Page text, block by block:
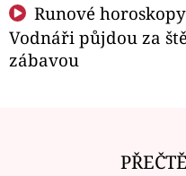
Runové
Vodnáři půjdou za
zábavou